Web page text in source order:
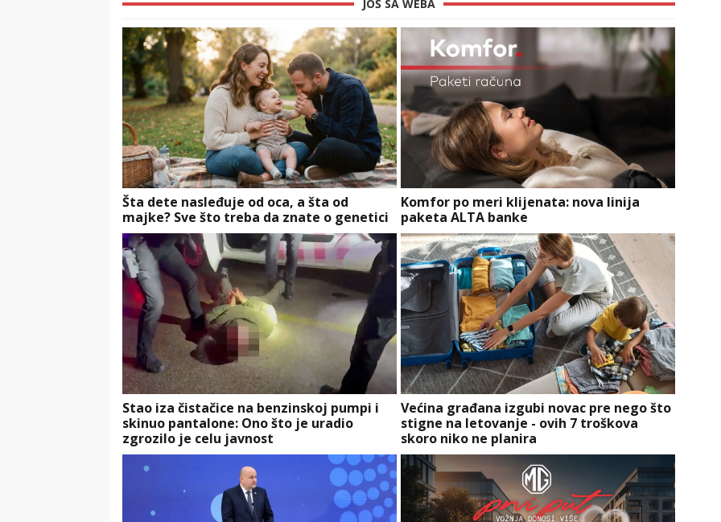
JOŠ SA WEBA
Šta dete nasleđuje od oca, a šta od
majke? Sve što treba da znate o genetici
Komfor po meri klijenata: nova linija
paketa ALTA banke
Stao iza čistačice na benzinskoj pumpi i
skinuo pantalone: Ono što je uradio
zgrozilo je celu javnost
Većina građana izgubi novac pre nego što
stigne na letovanje - ovih 7 troškova
skoro niko ne planira